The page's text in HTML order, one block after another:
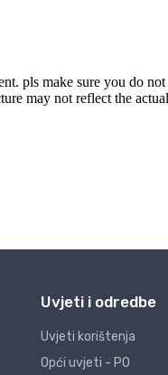
Uvjeti i odredbe
Uvjeti korištenja
Opći uvjeti - PO